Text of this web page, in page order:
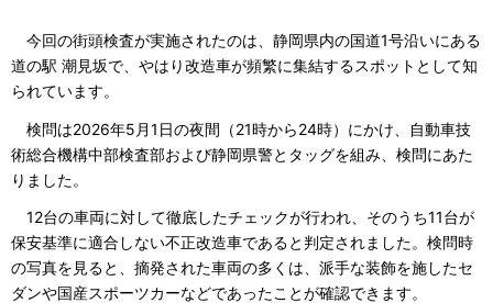
今回の街頭検査が実施されたのは、静岡県内の国道1号沿いにある
道の駅 潮見坂で、やはり改造車が頻繁に集結するスポットとして知
られています。
検問は2026年5月1日の夜間（21時から24時）にかけ、自動車技
術総合機構中部検査部および静岡県警とタッグを組み、検問にあた
りました。
12台の車両に対して徹底したチェックが行われ、そのうち11台が
保安基準に適合しない不正改造車であると判定されました。検問時
の写真を見ると、摘発された車両の多くは、派手な装飾を施したセ
ダンや国産スポーツカーなどであったことが確認できます。